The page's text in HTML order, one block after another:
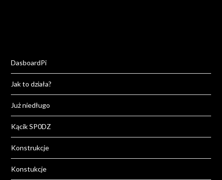
DasboardPi
Jak to działa?
Już niedługo
Kącik SP0DZ
Konstrukcje
Konstukcje